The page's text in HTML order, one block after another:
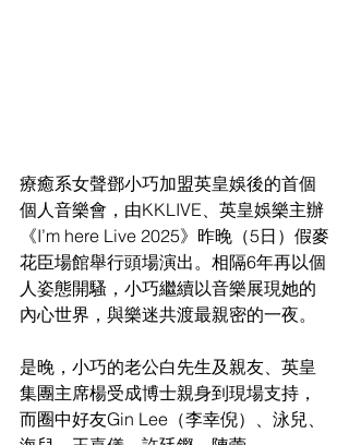
療癒系女聲鄧小巧加盟英皇娛後的首個
個人音樂會，由KKLIVE、英皇娛樂主辦
《I’m here Live 2025》昨晚（5日）假麥
花臣場館舉行頭場演出。相隔6年再以個
人姿態開騷，小巧繼續以音樂展現她的
內心世界，與樂迷共渡最親密的一夜。
是晚，小巧的老公白先生及親友、英皇
集團主席楊受成博士親身到現場支持，
而圈中好友Gin Lee（李幸倪）、泳兒、